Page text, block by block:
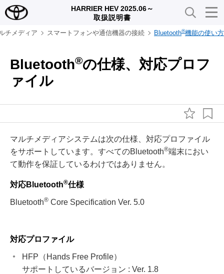
HARRIER HEV 2025.06～
取扱説明書
チメディア スマートフォンや通信機器の接続 Bluetooth®機能の使い方
Bluetooth®の仕様、対応プロフ
ァイル
マルチメディアシステムは次の仕様、対応プロファイル
をサポートしています。すべてのBluetooth®端末におい
て動作を保証しているわけではありません。
対応Bluetooth®仕様
Bluetooth® Core Specification Ver. 5.0
対応プロファイル
HFP（Hands Free Profile）
サポートしているバージョン : Ver. 1.8